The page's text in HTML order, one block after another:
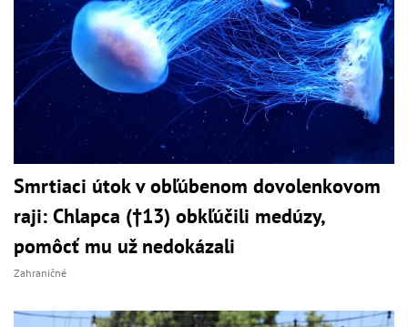
Smrtiaci útok v obľúbenom dovolenkovom
raji: Chlapca (†13) obkľúčili medúzy,
pomôcť mu už nedokázali
Zahraničné